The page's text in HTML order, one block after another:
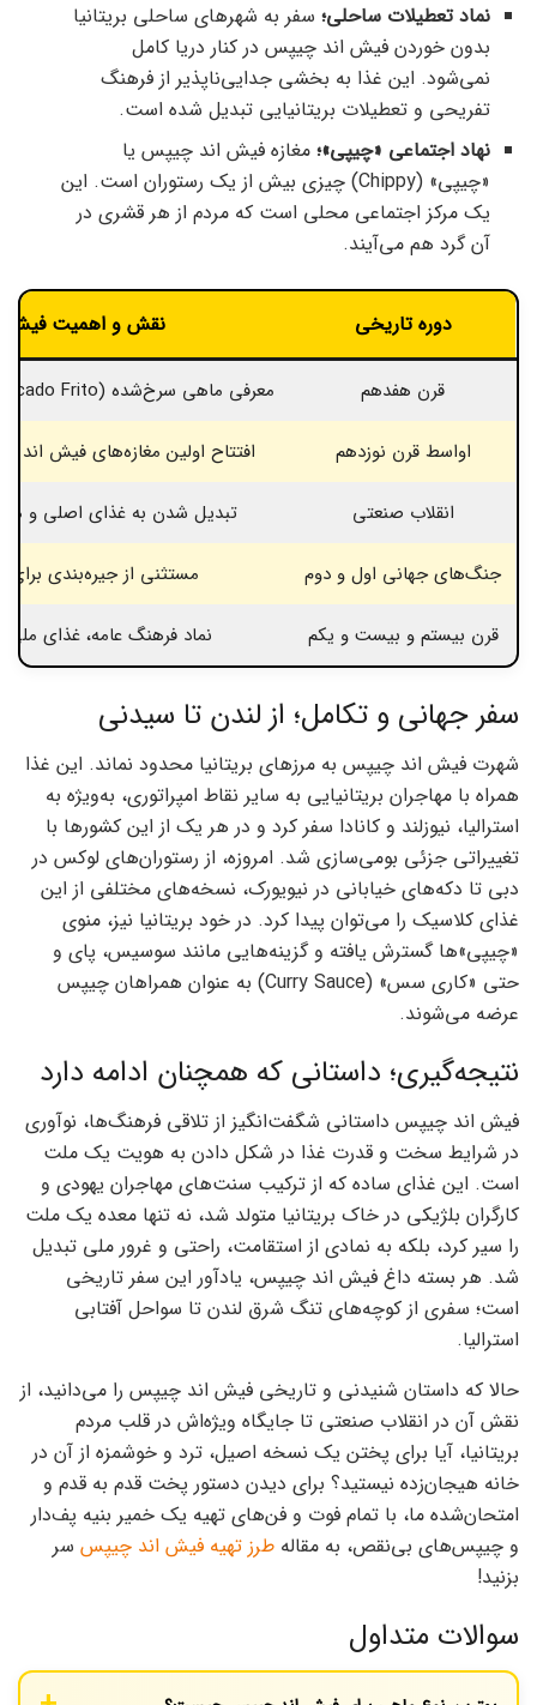
نماد تعطیلات ساحلی؛ سفر به شهرهای ساحلی بریتانیا
بدون خوردن فیش اند چیپس در کنار دریا کامل
نمی‌شود. این غذا به بخشی جدایی‌ناپذیر از فرهنگ
تفریحی و تعطیلات بریتانیایی تبدیل شده است.
نهاد اجتماعی «چیپی»؛ مغازه فیش اند چیپس یا
«چیپی» (Chippy) چیزی بیش از یک رستوران است. این
یک مرکز اجتماعی محلی است که مردم از هر قشری در
آن گرد هم می‌آیند.
دوره تاریخی نقش و اهمیت فیش
قرن هفدهم معرفی ماهی سرخ‌شده (Pescado Frito) توسط مهاجران یهودی
اواسط قرن نوزدهم افتتاح اولین مغازه‌های فیش
انقلاب صنعتی تبدیل شدن به غذای اصلی و
جنگ‌های جهانی اول و دوم مستثنی از جیره‌بندی
قرن بیستم و بیست و یکم نماد فرهنگ عامه، غذای
سفر جهانی و تکامل؛ از لندن تا سیدنی
شهرت فیش اند چیپس به مرزهای بریتانیا محدود نماند. این غذا
همراه با مهاجران بریتانیایی به سایر نقاط امپراتوری، به‌ویژه به
استرالیا، نیوزلند و کانادا سفر کرد و در هر یک از این کشورها با
تغییراتی جزئی بومی‌سازی شد. امروزه، از رستوران‌های لوکس در
دبی تا دکه‌های خیابانی در نیویورک، نسخه‌های مختلفی از این
غذای کلاسیک را می‌توان پیدا کرد. در خود بریتانیا نیز، منوی
«چیپی»‌ها گسترش یافته و گزینه‌هایی مانند سوسیس، پای و
حتی «کاری سس» (Curry Sauce) به عنوان همراهان چیپس
عرضه می‌شوند.
نتیجه‌گیری؛ داستانی که همچنان ادامه دارد
فیش اند چیپس داستانی شگفت‌انگیز از تلاقی فرهنگ‌ها، نوآوری
در شرایط سخت و قدرت غذا در شکل دادن به هویت یک ملت
است. این غذای ساده که از ترکیب سنت‌های مهاجران یهودی و
کارگران بلژیکی در خاک بریتانیا متولد شد، نه تنها معده یک ملت
را سیر کرد، بلکه به نمادی از استقامت، راحتی و غرور ملی تبدیل
شد. هر بسته داغ فیش اند چیپس، یادآور این سفر تاریخی
است؛ سفری از کوچه‌های تنگ شرق لندن تا سواحل آفتابی
استرالیا.
حالا که داستان شنیدنی و تاریخی فیش اند چیپس را می‌دانید، از
نقش آن در انقلاب صنعتی تا جایگاه ویژه‌اش در قلب مردم
بریتانیا، آیا برای پختن یک نسخه اصیل، ترد و خوشمزه از آن در
خانه هیجان‌زده نیستید؟ برای دیدن دستور پخت قدم به قدم و
امتحان‌شده ما، با تمام فوت و فن‌های تهیه یک خمیر بنیه پف‌دار
و چیپس‌های بی‌نقص، به مقاله طرز تهیه فیش اند چیپس سر
بزنید!
سوالات متداول